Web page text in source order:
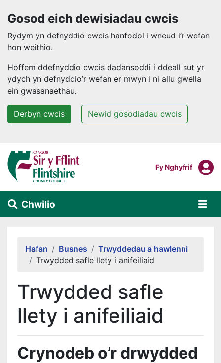
Gosod eich dewisiadau cwcis
Rydym yn defnyddio cwcis hanfodol i wneud i’r wefan
hon weithio.
Hoffem ddefnyddio cwcis dadansoddi i ddeall sut yr
ydych yn defnyddio’r wefan er mwyn i ni allu gwella
ein gwasanaethau.
Derbyn cwcis Newid gosodiadau cwcis
Neidio i'r prif gynnwys
Mewngofnodi I
Fy Nghyfrif
Chwilio
Hafan Busnes
Trwyddedau a hawlenni
Trwydded safle llety i anifeiliaid
Trwydded safle
llety i anifeiliaid
Crynodeb o’r drwydded